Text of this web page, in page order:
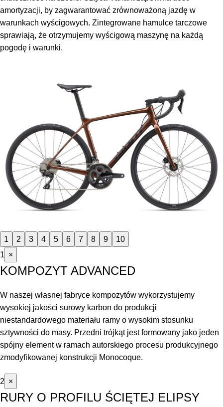
amortyzacji, by zagwarantować zrównoważoną jazdę w
warunkach wyścigowych. Zintegrowane hamulce tarczowe
sprawiają, że otrzymujemy wyścigową maszynę na każdą
pogodę i warunki.
1 2 3 4 5 6 7 8 9
10
1 ×
KOMPOZYT ADVANCED
W naszej własnej fabryce kompozytów wykorzystujemy
wysokiej jakości surowy karbon do produkcji
niestandardowego materiału ramy o wysokim stosunku
sztywności do masy. Przedni trójkąt jest formowany jako jeden
spójny element w ramach autorskiego procesu produkcyjnego
zmodyfikowanej konstrukcji Monocoque.
2 ×
RURY O PROFILU ŚCIĘTEJ ELIPSY